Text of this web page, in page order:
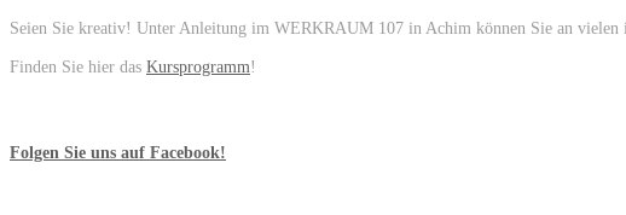
Seien Sie kreativ! Unter Anleitung im WERKRAUM 107 in Achim können Sie an vielen
Finden Sie hier das Kursprogramm!
Folgen Sie uns auf Facebook!